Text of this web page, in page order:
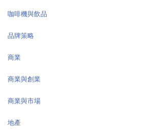
咖啡機與飲品
品牌策略
商業
商業與創業
商業與市場
地產